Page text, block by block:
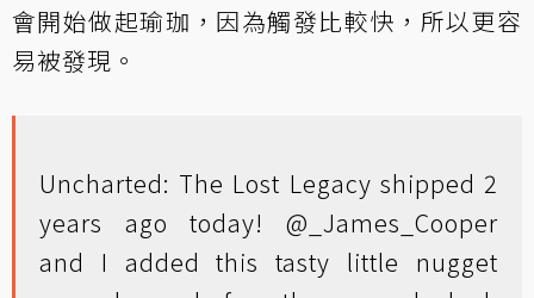
會開始做起瑜珈，因為觸發比較快，所以更容
易被發現。
Uncharted: The Lost Legacy shipped 2
years ago today! @_James_Cooper
and I added this tasty little nugget